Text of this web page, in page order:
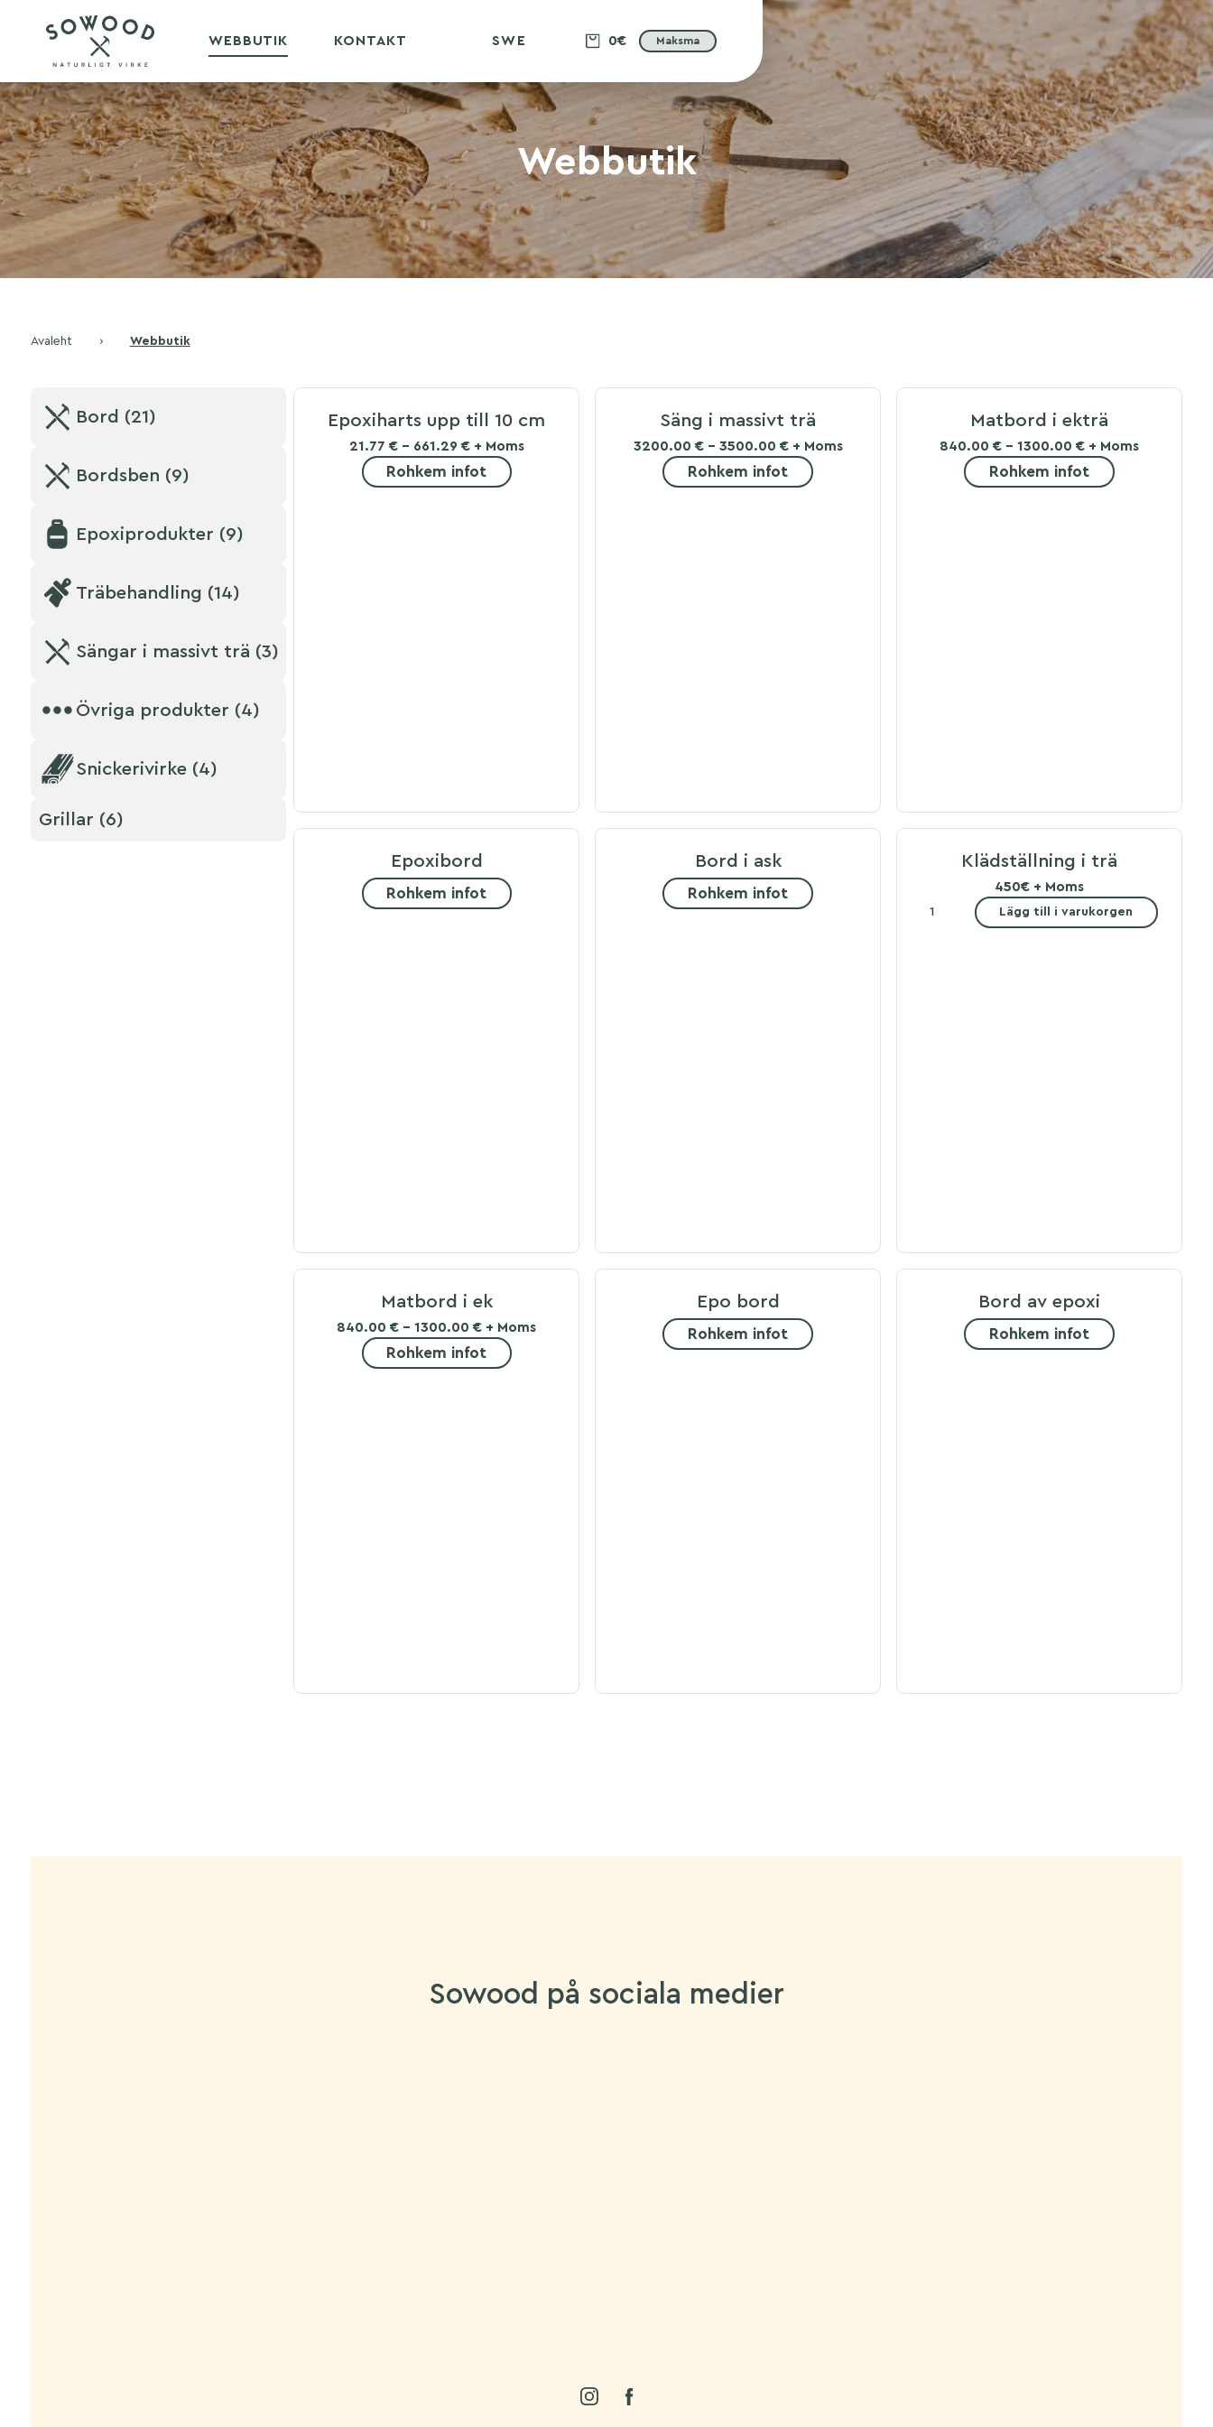
WEBBUTIK KONTAKT SWE 0€ Maksma
Webbutik
Avaleht › Webbutik
Bord (21)
Bordsben (9)
Epoxiprodukter (9)
Träbehandling (14)
Sängar i massivt trä (3)
Övriga produkter (4)
Snickerivirke (4)
Grillar (6)
Epoxiharts upp till 10 cm
21.77 € - 661.29 € + Moms
Rohkem infot
Säng i massivt trä
3200.00 € - 3500.00 € + Moms
Rohkem infot
Matbord i ekträ
840.00 € - 1300.00 € + Moms
Rohkem infot
Epoxibord
Rohkem infot
Bord i ask
Rohkem infot
Klädställning i trä
450€ + Moms
Lägg till i varukorgen
Matbord i ek
840.00 € - 1300.00 € + Moms
Rohkem infot
Epo bord
Rohkem infot
Bord av epoxi
Rohkem infot
Sowood på sociala medier